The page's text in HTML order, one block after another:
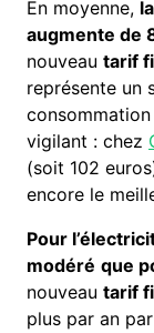
En moyenne,
augmente de
nouveautarif
représente un
vigilant : chez
(soit 102
encore le
Pour
modéré que
nouveautarif
plus par an